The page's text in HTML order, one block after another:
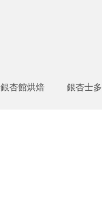
銀杏館烘焙 銀杏士多